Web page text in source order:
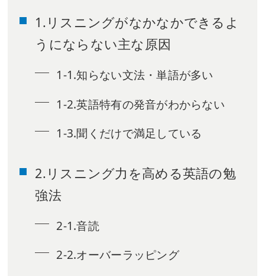
1.リスニングがなかなかできるよ
うにならない主な原因
1-1.知らない文法・単語が多い
1-2.英語特有の発音がわからない
1-3.聞くだけで満足している
2.リスニング力を高める英語の勉
強法
2-1.音読
2-2.オーバーラッピング